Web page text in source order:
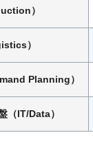
）
）
Planning）
（IT/Data）